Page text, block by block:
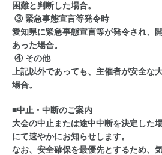
困難と判断した場合。
③ 緊急事態宣言等発令時
愛知県に緊急事態宣言等が発令され、
あった場合。
④ その他
上記以外であっても、主催者が安全な
場合。
■中止・中断のご案内
大会の中止または途中中断を決定した
にて速やかにお知らせします。
なお、安全確保を最優先とするため、